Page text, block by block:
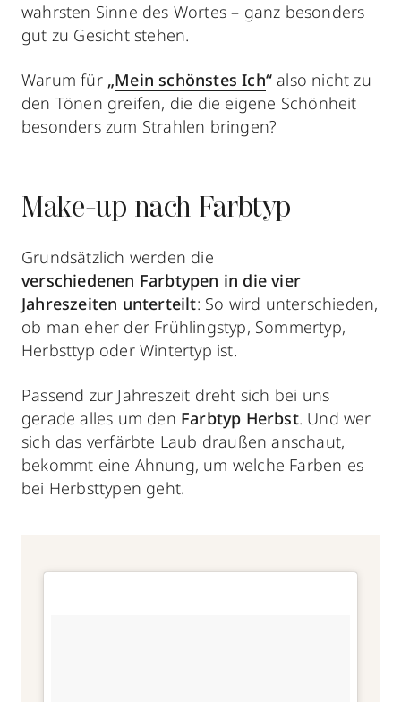
wahrsten Sinne des Wortes – ganz besonders
gut zu Gesicht stehen.
Warum für „Mein schönstes Ich“ also nicht zu
den Tönen greifen, die die eigene Schönheit
besonders zum Strahlen bringen?
Make-up nach Farbtyp
Grundsätzlich werden die
verschiedenen Farbtypen in die vier
Jahreszeiten unterteilt: So wird unterschieden,
ob man eher der Frühlingstyp, Sommertyp,
Herbsttyp oder Wintertyp ist.
Passend zur Jahreszeit dreht sich bei uns
gerade alles um den Farbtyp Herbst. Und wer
sich das verfärbte Laub draußen anschaut,
bekommt eine Ahnung, um welche Farben es
bei Herbsttypen geht.